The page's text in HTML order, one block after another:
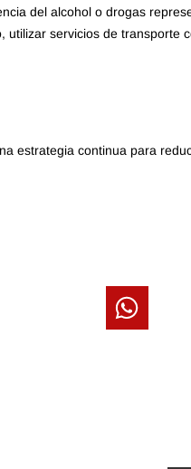
del alcohol o drogas
servicios de
estrategia continua para